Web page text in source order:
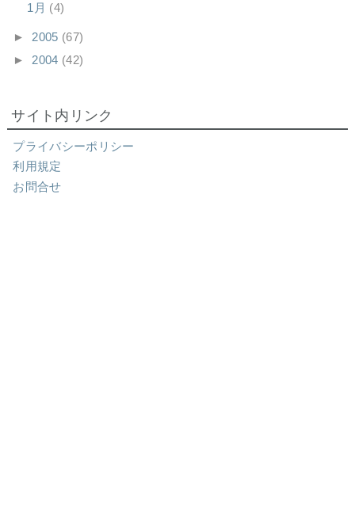
1月 (4)
► 2005 (67)
► 2004 (42)
サイト内リンク
プライバシーポリシー
利用規定
お問合せ